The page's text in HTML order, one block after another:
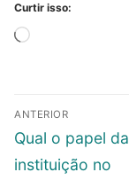
Curtir isso:
Carregando...
Navegação
de
Post
ANTERIOR
Post
anterior:
Qual o papel da
instituição no